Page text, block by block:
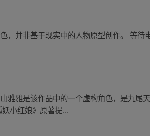
，并非基于现实中的人物原型创作。 等
雅雅是该作品中的一个虚构角色，是九尾
小红娘》原著提...